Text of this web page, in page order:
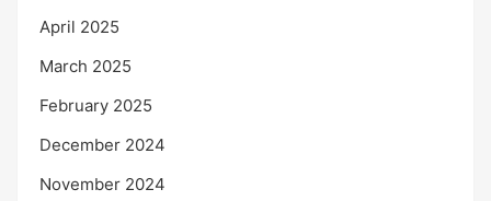
April 2025
March 2025
February 2025
December 2024
November 2024